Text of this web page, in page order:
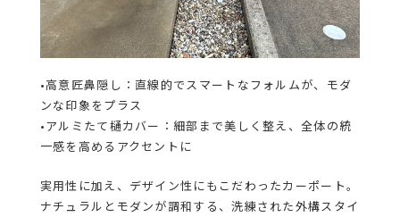
•高意匠鼻隠し：直線的でスマートなフォルムが、モダ
ンな印象をプラス
•アルミたて樋カバー：細部まで美しく整え、全体の統
一感を高めるアクセントに
実用性に加え、デザイン性にもこだわったカーポート。
ナチュラルとモダンが調和する、洗練された外構スタイ